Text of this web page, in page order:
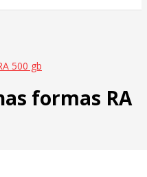
500 gb
formas RA